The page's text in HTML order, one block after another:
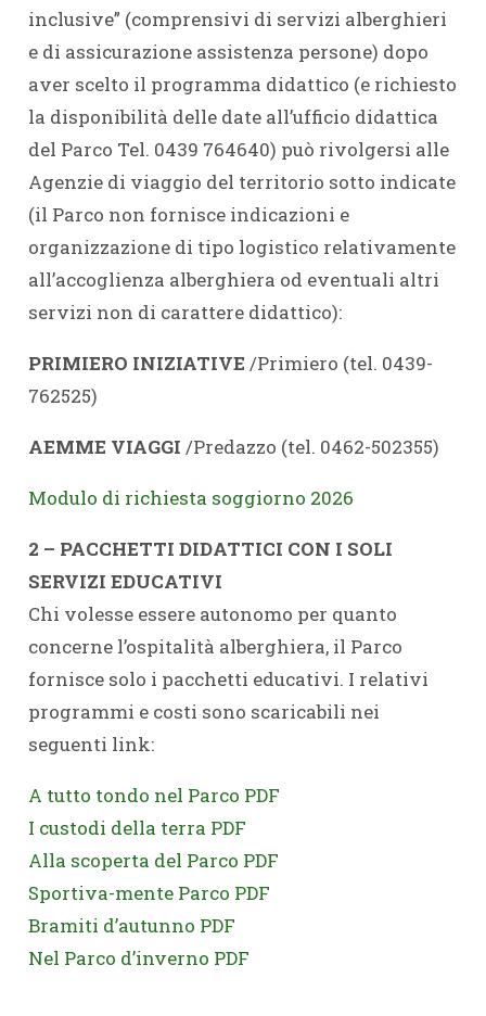
inclusive” (comprensivi di servizi alberghieri
e di assicurazione assistenza persone) dopo
aver scelto il programma didattico (e richiesto
la disponibilità delle date all’ufficio didattica
del Parco Tel. 0439 764640) può rivolgersi alle
Agenzie di viaggio del territorio sotto indicate
(il Parco non fornisce indicazioni e
organizzazione di tipo logistico relativamente
all’accoglienza alberghiera od eventuali altri
servizi non di carattere didattico):
PRIMIERO INIZIATIVE /Primiero (tel. 0439-
762525)
AEMME VIAGGI /Predazzo (tel. 0462-502355)
Modulo di richiesta soggiorno 2026
2 – PACCHETTI DIDATTICI CON I SOLI
SERVIZI EDUCATIVI
Chi volesse essere autonomo per quanto
concerne l’ospitalità alberghiera, il Parco
fornisce solo i pacchetti educativi. I relativi
programmi e costi sono scaricabili nei
seguenti link:
A tutto tondo nel Parco PDF
I custodi della terra PDF
Alla scoperta del Parco PDF
Sportiva-mente Parco PDF
Bramiti d’autunno PDF
Nel Parco d’inverno PDF